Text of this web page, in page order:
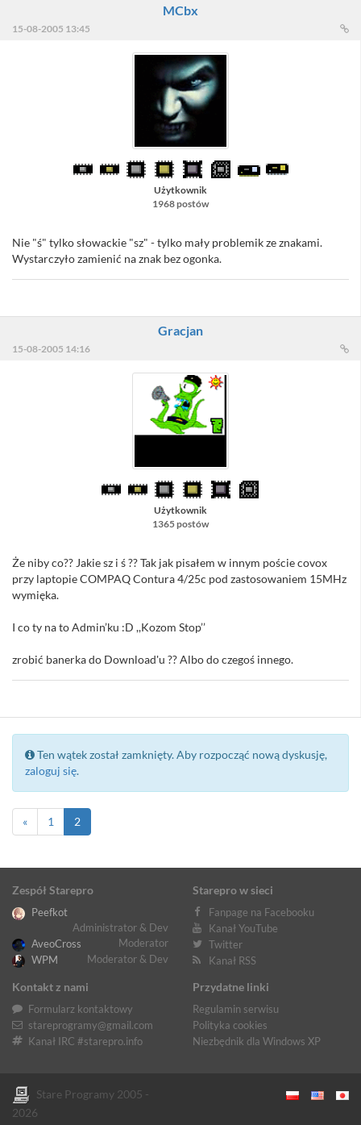
MCbx
15-08-2005 13:45
Użytkownik
1968 postów
Nie "ś" tylko słowackie "sz" - tylko mały problemik ze znakami.
Wystarczyło zamienić na znak bez ogonka.
Gracjan
15-08-2005 14:16
Użytkownik
1365 postów
Że niby co?? Jakie sz i ś ?? Tak jak pisałem w innym poście covox
przy laptopie COMPAQ Contura 4/25c pod zastosowaniem 15MHz
wymięka.
I co ty na to Admin’ku :D ,,Kozom Stop’’
zrobić banerka do Download'u ?? Albo do czegoś innego.
Ten wątek został zamknięty. Aby rozpocząć nową dyskusję,
zaloguj się.
« 1 2
Zespół Starepro
Peefkot
Administrator & Dev
AveoCross
Moderator
WPM
Moderator & Dev
Starepro w sieci
Fanpage na Facebooku
Kanał YouTube
Twitter
Kanał RSS
Kontakt z nami
Formularz kontaktowy
stareprogramy@gmail.com
Kanał IRC #starepro.info
Przydatne linki
Regulamin serwisu
Polityka cookies
Niezbędnik dla Windows XP
Stare Programy 2005 -
2026